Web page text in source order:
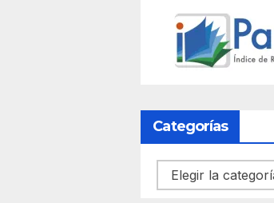
Categorías
Categorías